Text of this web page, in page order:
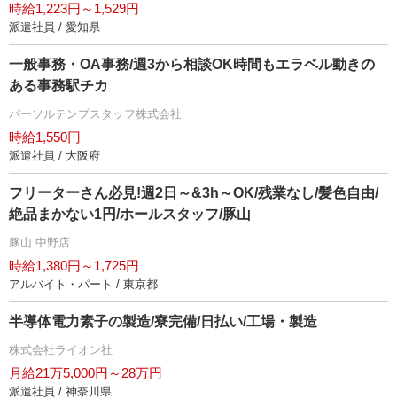
時給1,223円～1,529円
派遣社員 / 愛知県
一般事務・OA事務/週3から相談OK時間もエラベル動きの
ある事務駅チカ
パーソルテンプスタッフ株式会社
時給1,550円
派遣社員 / 大阪府
フリーターさん必見!週2日～&3h～OK/残業なし/髪色自由/
絶品まかない1円/ホールスタッフ/豚山
豚山 中野店
時給1,380円～1,725円
アルバイト・パート / 東京都
半導体電力素子の製造/寮完備/日払い/工場・製造
株式会社ライオン社
月給21万5,000円～28万円
派遣社員 / 神奈川県